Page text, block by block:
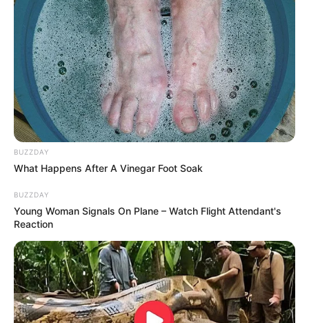
Fonte: www.casamentos.com.br
Uma das maneiras de compor uma bela mesa é
harmonizando as tonalidades dos itens
utilizados, usando, por exemplo, gradações
diferentes para a mesma cor.
BUZZDAY
What Happens After A Vinegar Foot Soak
BUZZDAY
Young Woman Signals On Plane – Watch Flight Attendant's
Reaction